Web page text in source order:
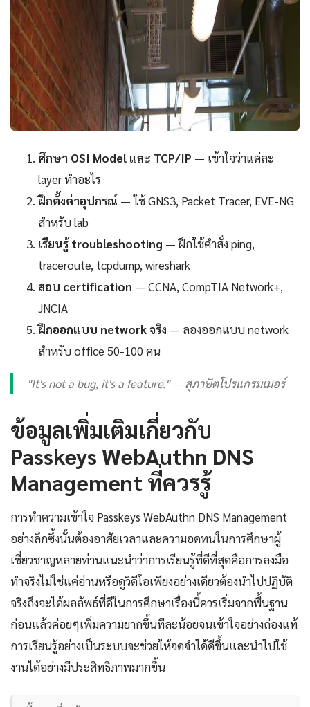
ศึกษา OSI Model และ TCP/IP — เข้าใจว่าแต่ละ
layer ทำอะไร
ฝึกตั้งค่าอุปกรณ์ — ใช้ GNS3, Packet Tracer, EVE-NG
สำหรับ lab
เรียนรู้ troubleshooting — ฝึกใช้คำสั่ง ping,
traceroute, tcpdump, wireshark
สอบ certification — CCNA, CompTIA Network+,
JNCIA
ฝึกออกแบบ network จริง — ลองออกแบบ network
สำหรับ office 50-100 คน
"It's not a bug, it's a feature." — สุภาษิตโปรแกรมเมอร์
ข้อมูลเพิ่มเติมเกี่ยวกับ
Passkeys WebAuthn DNS
Management ที่ควรรู้
การทำความเข้าใจ Passkeys WebAuthn DNS Management
อย่างลึกซึ้งนั้นต้องอาศัยเวลาและความอดทนในการศึกษาผู้
เชี่ยวชาญหลายท่านแนะนำว่าการเรียนรู้ที่ดีที่สุดคือการลงมือ
ทำจริงไม่ใช่แค่อ่านหรือดูวิดีโอเพียงอย่างเดียวต้องนำไปปฏิบัติ
จริงถึงจะได้ผลลัพธ์ที่ดีในการศึกษาเรื่องนี้ควรเริ่มจากพื้นฐาน
ก่อนแล้วค่อยๆเพิ่มความยากขึ้นทีละน้อยจนเข้าใจอย่างถ่องแท้
การเรียนรู้อย่างเป็นระบบจะช่วยให้จดจำได้ดีขึ้นและนำไปใช้
งานได้อย่างมีประสิทธิภาพมากขึ้น